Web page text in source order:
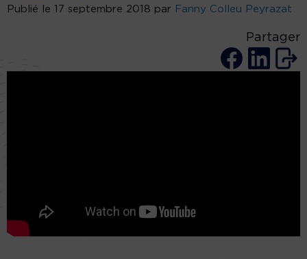
Publié le 17 septembre 2018 par Fanny Colleu Peyrazat
Partager